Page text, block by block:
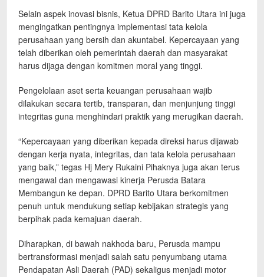
Selain aspek inovasi bisnis, Ketua DPRD Barito Utara ini juga
mengingatkan pentingnya implementasi tata kelola
perusahaan yang bersih dan akuntabel. Kepercayaan yang
telah diberikan oleh pemerintah daerah dan masyarakat
harus dijaga dengan komitmen moral yang tinggi.
Pengelolaan aset serta keuangan perusahaan wajib
dilakukan secara tertib, transparan, dan menjunjung tinggi
integritas guna menghindari praktik yang merugikan daerah.
“Kepercayaan yang diberikan kepada direksi harus dijawab
dengan kerja nyata, integritas, dan tata kelola perusahaan
yang baik,” tegas Hj Mery Rukaini Pihaknya juga akan terus
mengawal dan mengawasi kinerja Perusda Batara
Membangun ke depan. DPRD Barito Utara berkomitmen
penuh untuk mendukung setiap kebijakan strategis yang
berpihak pada kemajuan daerah.
Diharapkan, di bawah nakhoda baru, Perusda mampu
bertransformasi menjadi salah satu penyumbang utama
Pendapatan Asli Daerah (PAD) sekaligus menjadi motor